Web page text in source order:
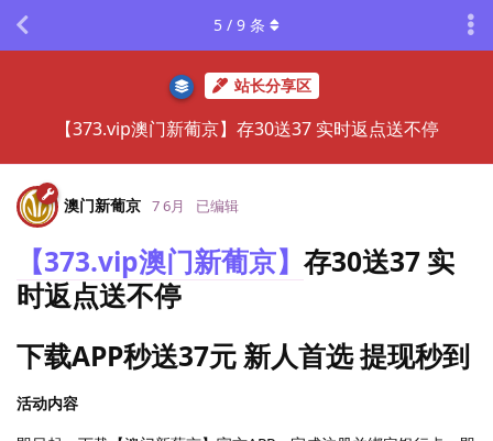
站长分享区
【373.vip澳门新葡京】存30送37 实时返点送不停
5 / 9 条
澳门新葡京 7 6月 已编辑
【373.vip澳门新葡京】 存30送37 实
时返点送不停
下载APP秒送37元 新人首选 提现秒到
活动内容